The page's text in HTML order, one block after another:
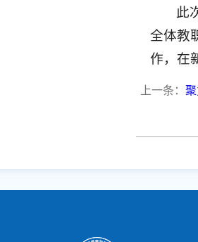
此
全体教
作，在
上一条：